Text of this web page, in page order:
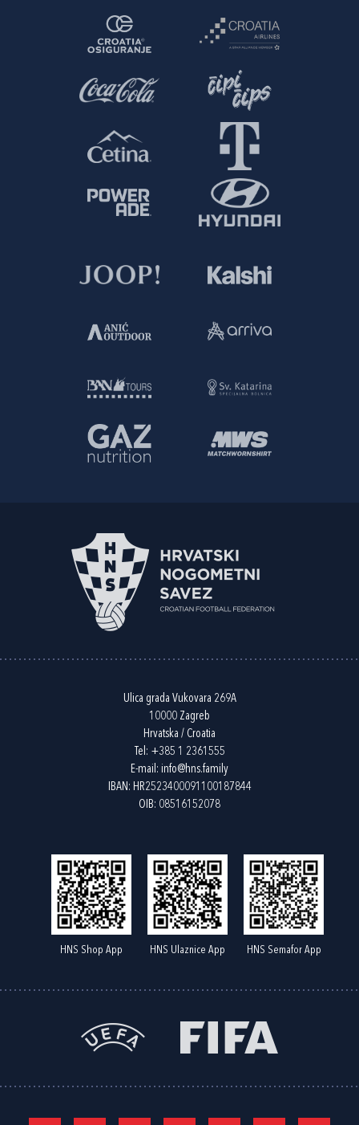
Ulica grada Vukovara 269A
10000 Zagreb
Hrvatska / Croatia
Tel: +385 1 2361555
E-mail: info@hns.family
IBAN: HR2523400091100187844
OIB: 08516152078
HNS Shop App HNS Ulaznice App HNS Semafor App